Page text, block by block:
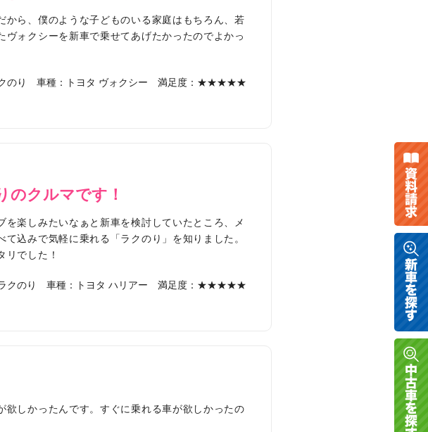
ら、僕のような子どものいる家庭はもちろん、若
ォクシーを新車で乗せてあげたかったのでよかっ
のり 車種：トヨタ ヴォクシー 満足度：★★★★★
のクルマです！
楽しみたいなぁと新車を検討していたところ、メ
込みで気軽に乗れる「ラクのり」を知りました。
リでした！
クのり 車種：トヨタ ハリアー 満足度：★★★★★
しかったんです。すぐに乗れる車が欲しかったの